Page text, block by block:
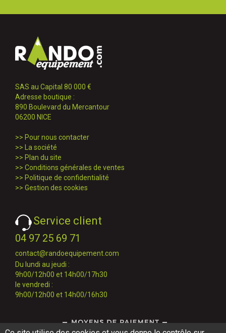
SAS au Capital 80 000 €
Adresse boutique :
890 Boulevard du Mercantour
06200 NICE
>> Pour nous contacter
>>
La société
>> Plan du site
>> Conditions générales de ventes
>> Politique de confidentialité
>> Gestion des cookies
Service client
04 97 25 69 71
contact@randoequipement.com
Du lundi au jeudi :
9h00/12h00 et 14h00/17h30
le vendredi :
9h00/12h00 et 14h00/16h30